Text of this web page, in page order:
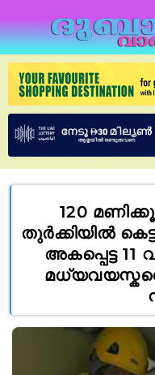
120
തുർക്കിയിൽ
അകപ്പെട്ട